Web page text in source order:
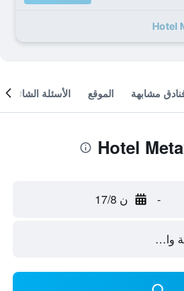
مشابهة الموقع الأسئلة الشائعة
- ن 17/8